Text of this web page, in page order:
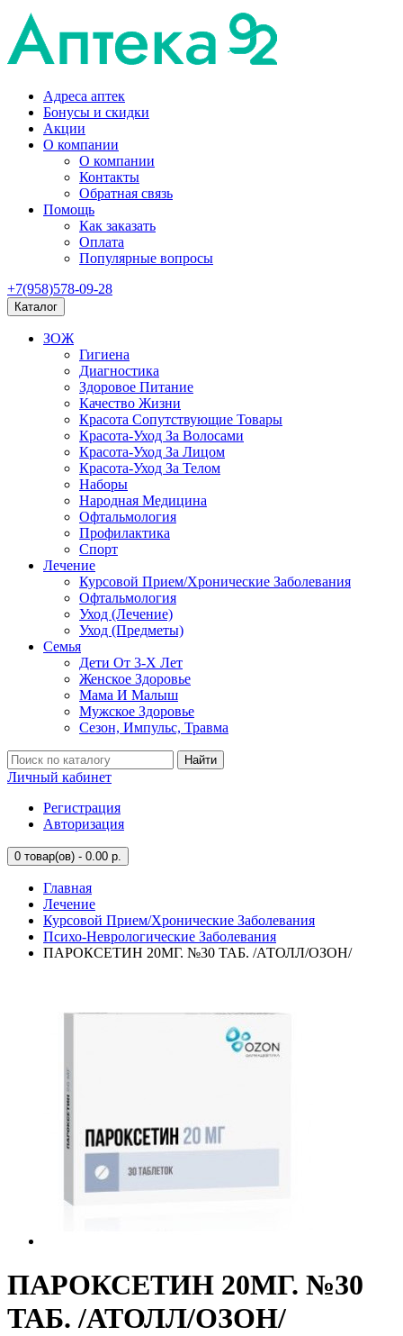
Адреса аптек
Бонусы и скидки
Акции
О компании
О компании
Контакты
Обратная связь
Помощь
Как заказать
Оплата
Популярные вопросы
+7(958)578-09-28
Каталог
ЗОЖ
Гигиена
Диагностика
Здоровое Питание
Качество Жизни
Красота Сопутствующие Товары
Красота-Уход За Волосами
Красота-Уход За Лицом
Красота-Уход За Телом
Наборы
Народная Медицина
Офтальмология
Профилактика
Спорт
Лечение
Курсовой Прием/Хронические Заболевания
Офтальмология
Уход (Лечение)
Уход (Предметы)
Семья
Дети От 3-Х Лет
Женское Здоровье
Мама И Малыш
Мужское Здоровье
Сезон, Импульс, Травма
Найти
Личный кабинет
Регистрация
Авторизация
0 товар(ов) - 0.00 р.
Главная
Лечение
Курсовой Прием/Хронические Заболевания
Психо-Неврологические Заболевания
ПАРОКСЕТИН 20МГ. №30 ТАБ. /АТОЛЛ/ОЗОН/
ПАРОКСЕТИН 20МГ. №30
ТАБ. /АТОЛЛ/ОЗОН/